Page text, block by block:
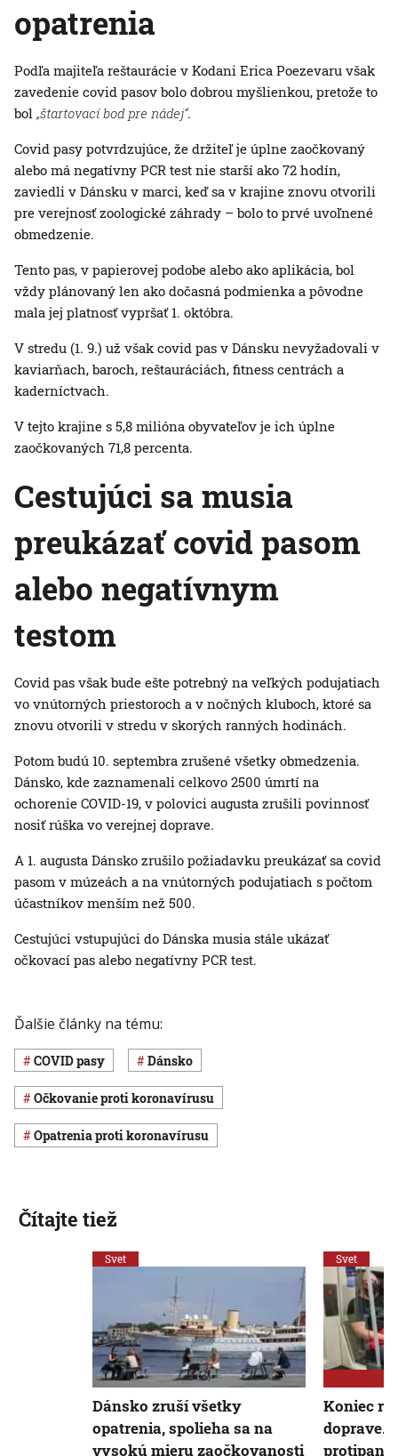
opatrenia
Podľa majiteľa reštaurácie v Kodani Erica Poezevaru však
zavedenie covid pasov bolo dobrou myšlienkou, pretože to
bol „štartovací bod pre nádej“.
Covid pasy potvrdzujúce, že držiteľ je úplne zaočkovaný
alebo má negatívny PCR test nie starší ako 72 hodín,
zaviedli v Dánsku v marci, keď sa v krajine znovu otvorili
pre verejnosť zoologické záhrady – bolo to prvé uvoľnené
obmedzenie.
Tento pas, v papierovej podobe alebo ako aplikácia, bol
vždy plánovaný len ako dočasná podmienka a pôvodne
mala jej platnosť vypršať 1. októbra.
V stredu (1. 9.) už však covid pas v Dánsku nevyžadovali v
kaviarňach, baroch, reštauráciách, fitness centrách a
kaderníctvach.
V tejto krajine s 5,8 milióna obyvateľov je ich úplne
zaočkovaných 71,8 percenta.
Cestujúci sa musia
preukázať covid pasom
alebo negatívnym
testom
Covid pas však bude ešte potrebný na veľkých podujatiach
vo vnútorných priestoroch a v nočných kluboch, ktoré sa
znovu otvorili v stredu v skorých ranných hodinách.
Potom budú 10. septembra zrušené všetky obmedzenia.
Dánsko, kde zaznamenali celkovo 2500 úmrtí na
ochorenie COVID-19, v polovici augusta zrušili povinnosť
nosiť rúška vo verejnej doprave.
A 1. augusta Dánsko zrušilo požiadavku preukázať sa covid
pasom v múzeách a na vnútorných podujatiach s počtom
účastníkov menším než 500.
Cestujúci vstupujúci do Dánska musia stále ukázať
očkovací pas alebo negatívny PCR test.
Ďalšie články na tému:
COVID pasy Dánsko
očkovanie proti koronavírusu
opatrenia proti koronavírusu
Čítajte tiež
Svet
Dánsko zruší všetky
opatrenia, spolieha sa na
vysokú mieru zaočkovanosti
Svet
Koniec
doprave.